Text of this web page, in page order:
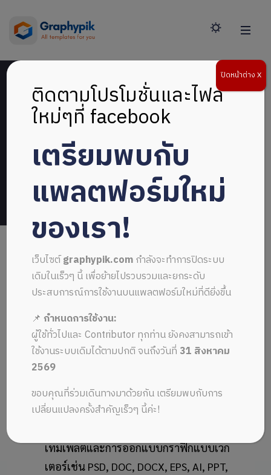
การแก้ไขไฟล์ที่ดาวน์โหลด
Home> ศูนย์ความช่วยเหลือ การแก้ไขไฟล์ที่ดาวน์โหลด
เมนูศูนย์ช่วยเหลือ
การแก้ไขไฟล์ที่
ดาวน์โหลดจาก
Graphypik
เทมเพลตและการออกแบบกราฟิกแบบเวก
เตอร์เช่น PSD, DOC, DOCX, EPS, AI, PPT,
ติดตามโปรโมชั่นและไฟล์
ใหม่ๆที่ facebook
เตรียมพบกับ
แพลตฟอร์มใหม่
ของเรา!
เว็บไซต์graphypik.comกำลังจะทำการปิดระบบ
เดิมในเร็วๆ นี้ เพื่อย้ายไปรวบรวมและยกระดับ
ประสบการณ์การใช้งานบนแพลตฟอร์มใหม่ที่ดียิ่งขึ้น
📌กำหนดการใช้งาน:
ผู้ใช้ทั่วไปและ Contributor ทุกท่าน ยังคงสามารถเข้า
ใช้งานระบบเดิมได้ตามปกติ จนถึงวันที่ 31 สิงหาคม
2569
ขอบคุณที่ร่วมเดินทางมาด้วยกัน เตรียมพบกับการ
เปลี่ยนแปลงครั้งสำคัญเร็วๆ นี้ค่ะ!
ปิดหน้าต่าง X